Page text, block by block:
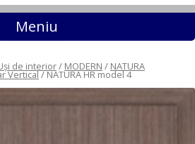
Meniu Sari la conținut
de interior/ MODERN / NATURA
Vertical/ NATURA HR model 4